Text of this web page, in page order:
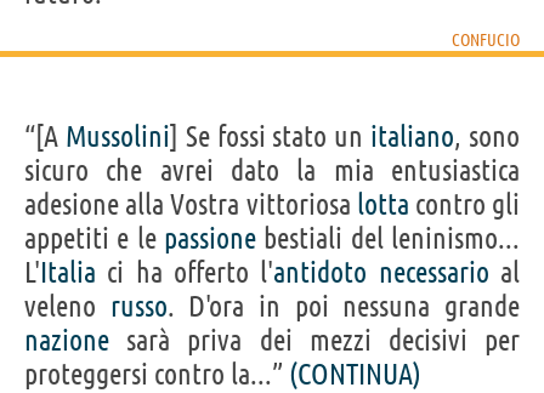
CONFUCIO
“[A Mussolini] Se fossi stato un italiano, sono
sicuro che avrei dato la mia entusiastica
adesione alla Vostra vittoriosa lotta contro gli
appetiti e le passione bestiali del leninismo...
L'Italia ci ha offerto l'antidoto necessario al
veleno russo. D'ora in poi nessuna grande
nazione sarà priva dei mezzi decisivi per
proteggersi contro la...” (CONTINUA)